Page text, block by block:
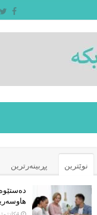
نوێترین پڕبینەرترین